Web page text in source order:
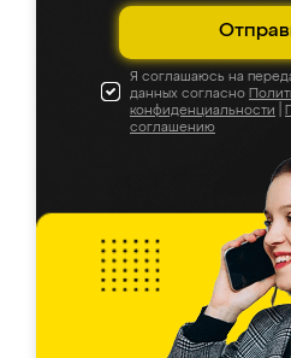
Я соглашаюсь на
данных согласно
конфиденциальности
соглашению